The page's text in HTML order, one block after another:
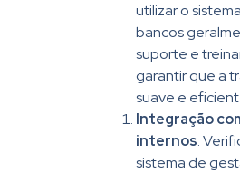
utilizar o
bancos
suporte e
garantir que a
suave e
Integração
internos:
sistema de